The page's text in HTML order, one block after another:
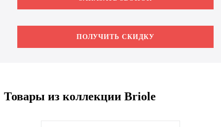
ПОЛУЧИТЬ СКИДКУ
Товары из коллекции Briole